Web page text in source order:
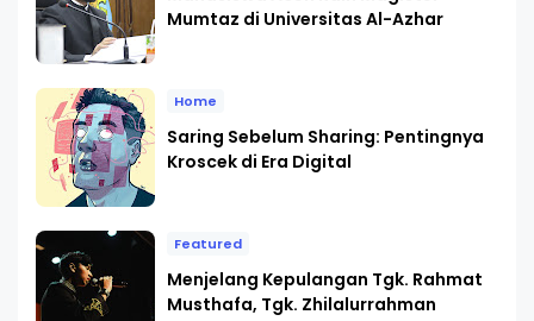
Mumtaz di Universitas Al-Azhar
Home
Saring Sebelum Sharing: Pentingnya
Kroscek di Era Digital
Featured
Menjelang Kepulangan Tgk. Rahmat
Musthafa, Tgk. Zhilalurrahman